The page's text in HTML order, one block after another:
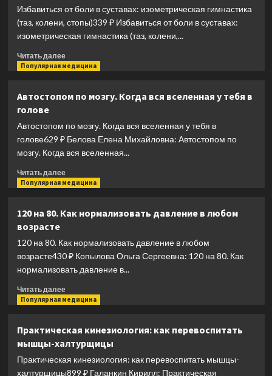
нашем
супероргане,
которого
не
видна
Избавиться от боли в суставах: изометрическая гимнастика
(таз, колени, стопы)339 ₽ Избавиться от боли в суставах:
изометрическая гимнастика (таз, колени,...
Читать далееПрочитать
больше
от
в
суставах:
гимнастика
(таз,
колени,
Популярная медицина
Автостопом по мозгу. Когда вся вселенная у тебя в
голове
Автостопом по мозгу. Когда вся вселенная у тебя в
голове629 ₽ Белова Елена Михайловна: Автостопом по
мозгу. Когда вся вселенная...
Читать далееПрочитать
больше
по
Когда
вся
у
тебя
в
Популярная медицина
120 на 80. Как нормализовать давление в любом
возрасте
120 на 80. Как нормализовать давление в любом
возрасте430 ₽ Копылова Ольга Сергеевна: 120 на 80. Как
нормализовать давление в...
Читать далееПрочитать
больше
на
80.
Как
нормализовать
Популярная медицина
Практическая кинезиология: как перевоспитать
мышцы-халтурщицы
Практическая кинезиология: как перевоспитать мышцы-
халтурщицы899 ₽ Галанкин Кирилл: Практическая